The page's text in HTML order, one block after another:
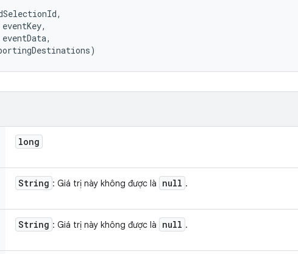
eventKey,
eventData,
long
String : Giá trị này không được là null .
String : Giá trị này không được là null .